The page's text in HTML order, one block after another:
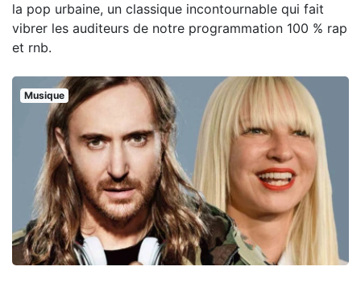
la pop urbaine, un classique incontournable qui fait
vibrer les auditeurs de notre programmation 100 % rap
et rnb.
Musique